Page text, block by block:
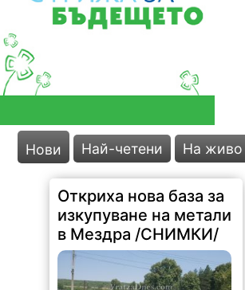
Нови Най-четени На живо
Откриха нова база за
изкупуване на метали
в Мездра /СНИМКИ/